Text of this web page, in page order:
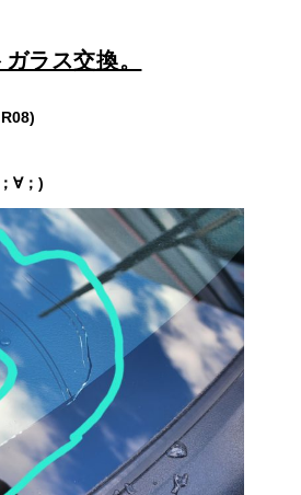
ラス交換。
∀；)